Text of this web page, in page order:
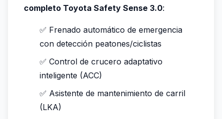
completo Toyota Safety Sense 3.0:
✅ Frenado automático de emergencia
con detección peatones/ciclistas
✅ Control de crucero adaptativo
inteligente (ACC)
✅ Asistente de mantenimiento de carril
(LKA)